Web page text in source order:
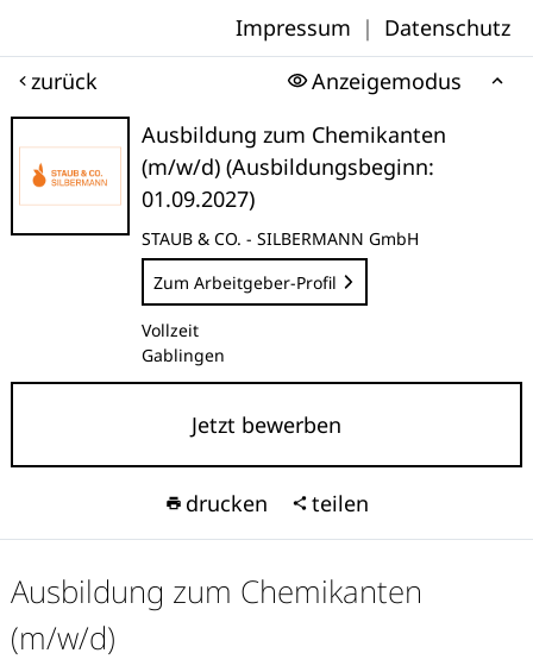
Impressum | Datenschutz
zurück
Anzeigemodus
Ausbildung zum Chemikanten
(m/w/d) (Ausbildungsbeginn:
01.09.2027)
STAUB & CO. - SILBERMANN GmbH
Zum Arbeitgeber-Profil
Vollzeit
Gablingen
Jetzt bewerben
drucken teilen
Ausbildung zum Chemikanten
(m/w/d)